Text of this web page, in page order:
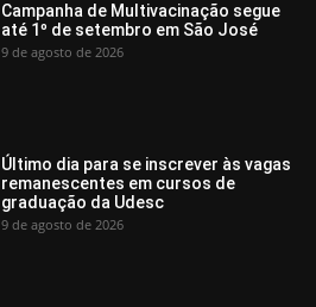
Campanha de Multivacinação segue
até 1º de setembro em São José
9 de agosto de 2026
Último dia para se inscrever às vagas
remanescentes em cursos de
graduação da Udesc
9 de agosto de 2026